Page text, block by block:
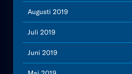
Augusti 2019
Juli 2019
Juni 2019